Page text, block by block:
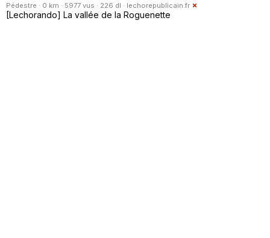
Pédestre · 0 km · 5977 vus · 226 dl · lechorepublicain.fr
[Lechorando] La vallée de la Roguenette